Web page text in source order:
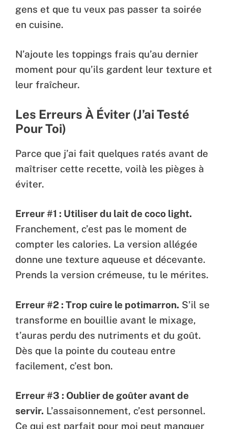
gens et que tu veux pas passer ta soirée
en cuisine.
N’ajoute les toppings frais qu’au dernier
moment pour qu’ils gardent leur texture et
leur fraîcheur.
Les Erreurs À Éviter (J’ai Testé
Pour Toi)
Parce que j’ai fait quelques ratés avant de
maîtriser cette recette, voilà les pièges à
éviter.
Erreur #1 : Utiliser du lait de coco light.
Franchement, c’est pas le moment de
compter les calories. La version allégée
donne une texture aqueuse et décevante.
Prends la version crémeuse, tu le mérites.
Erreur #2 : Trop cuire le potimarron. S’il se
transforme en bouillie avant le mixage,
t’auras perdu des nutriments et du goût.
Dès que la pointe du couteau entre
facilement, c’est bon.
Erreur #3 : Oublier de goûter avant de
servir. L’assaisonnement, c’est personnel.
Ce qui est parfait pour moi peut manquer